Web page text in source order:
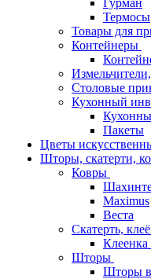
Гурман
Термосы
Товары для
Контейнеры
Столовые
Кухонный
Пакеты
Цветы
Шторы, скатерти,
Ковры
Maximus
Веста
Скатерть,
Шторы
Шторы